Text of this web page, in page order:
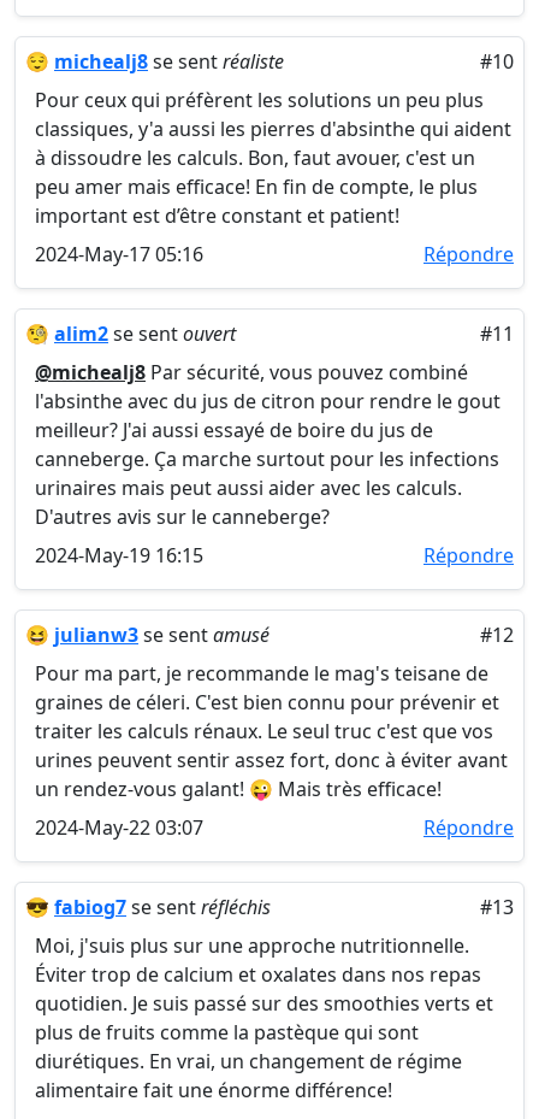
😌 michealj8se sentréaliste
#10
Pour ceux qui préfèrent les solutions un peu plus
classiques, y'a aussi les pierres d'absinthe qui aident
à dissoudre les calculs. Bon, faut avouer, c'est un
peu amer mais efficace! En fin de compte, le plus
important est d’être constant et patient!
2024-May-17 05:16
Répondre
🧐 alim2se sentouvert
#11
@michealj8 Par sécurité, vous pouvez combiné
l'absinthe avec du jus de citron pour rendre le gout
meilleur? J'ai aussi essayé de boire du jus de
canneberge. Ça marche surtout pour les infections
urinaires mais peut aussi aider avec les calculs.
D'autres avis sur le canneberge?
2024-May-19 16:15
Répondre
😆 julianw3se sentamusé
#12
Pour ma part, je recommande le mag's teisane de
graines de céleri. C'est bien connu pour prévenir et
traiter les calculs rénaux. Le seul truc c'est que vos
urines peuvent sentir assez fort, donc à éviter avant
un rendez-vous galant! 😜 Mais très efficace!
2024-May-22 03:07
Répondre
😎 fabiog7se sentréfléchis
#13
Moi, j'suis plus sur une approche nutritionnelle.
Éviter trop de calcium et oxalates dans nos repas
quotidien. Je suis passé sur des smoothies verts et
plus de fruits comme la pastèque qui sont
diurétiques. En vrai, un changement de régime
alimentaire fait une énorme différence!